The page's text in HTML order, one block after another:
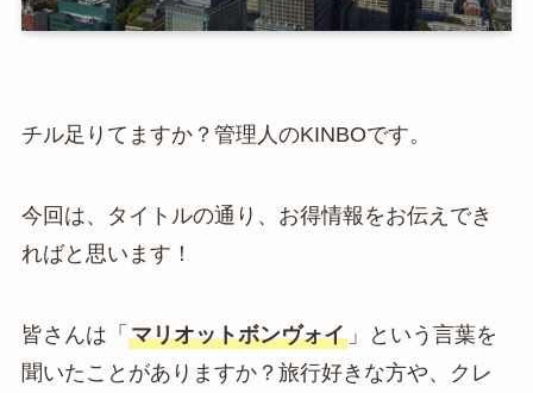
チル足りてますか？管理人のKINBOです。
今回は、タイトルの通り、お得情報をお伝えでき
ればと思います！
皆さんは「 マリオットボンヴォイ」という言葉を
聞いたことがありますか？旅行好きな方や、クレ